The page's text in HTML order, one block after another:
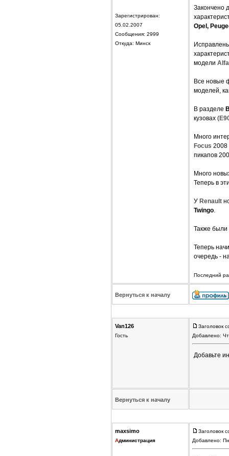
Зарегистрирован:
05.02.2007
Сообщения: 2999
Откуда: Минск
Закончено
Opel,
модели
Все новые
моделей,
В разделе
кузовах (
Много
Focus 2008
пикапов
Много
Теперь в
У Renault
Twingo.
Также
Теперь
очередь -
Последний
Вернуться к началу
Van126
Гость
Заголовок
Добавлено:
Добавьте
Вернуться к началу
maxsimo
Администрация
Заголовок
Добавлено: